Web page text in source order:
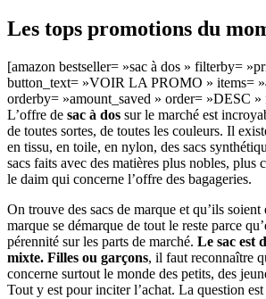
Les tops promotions du
[amazon bestseller= »sac à dos » filterby=
button_text= »VOIR LA PROMO » items=
orderby= »amount_saved » order= »DESC
L’offre de sac à dos sur le marché est
de toutes sortes, de toutes les couleurs. Il
en tissu, en toile, en nylon, des sacs
sacs faits avec des matières plus nobles, plus
le daim qui concerne l’offre des bagageries.
On trouve des sacs de marque et qu’ils
marque se démarque de tout le reste parce
pérennité sur les parts de marché. Le sac est
mixte. Filles ou garçons, il faut reconnaître
concerne surtout le monde des petits, des
Tout y est pour inciter l’achat. La question